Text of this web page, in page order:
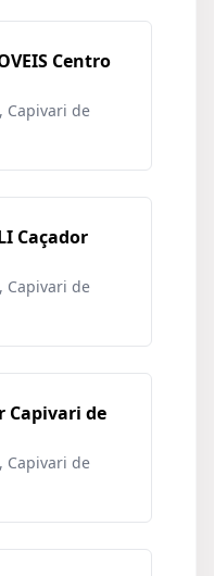
Centro
Capivari de
Caçador
Capivari de
Capivari de
Capivari de